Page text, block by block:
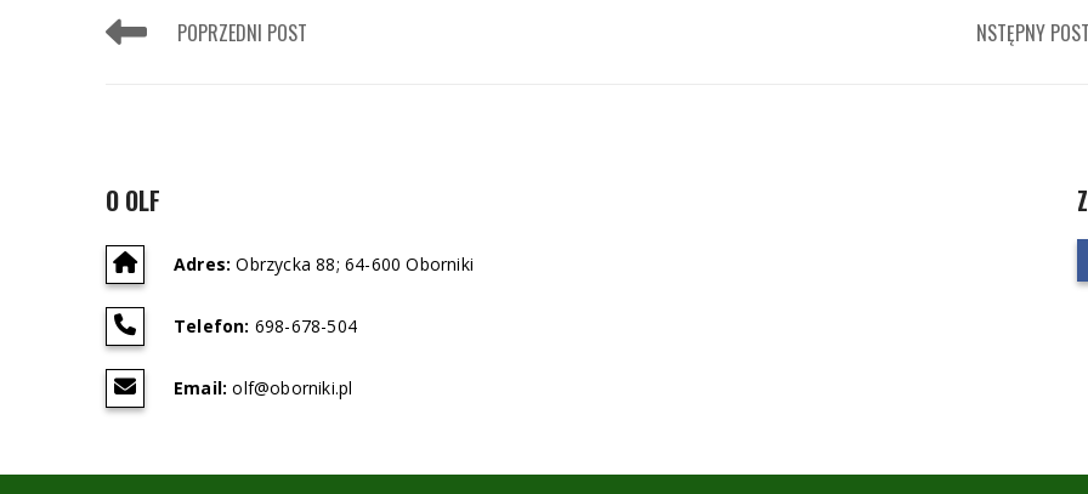
POPRZEDNI POST NSTĘPNY POST
O OLF
Adres: Obrzycka 88; 64-600 Oborniki
Telefon: 698-678-504
Email: olf@oborniki.pl